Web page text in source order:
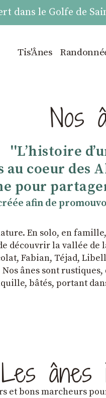
dans le Golfe de
Tis'Ânes
Nos
''Lʼhistoire
coeur des
pour
afin de
En solo, en
découvrir la vallée
Fabian, Téjad,
ânes sont
bâtés, portant
Les ânes
et bons marcheurs